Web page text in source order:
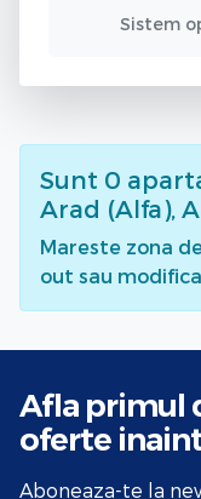
Sistem
Sunt 0
Arad (Alfa),
Mareste zona
out sau
Afla primul
oferte
Aboneaza-te la